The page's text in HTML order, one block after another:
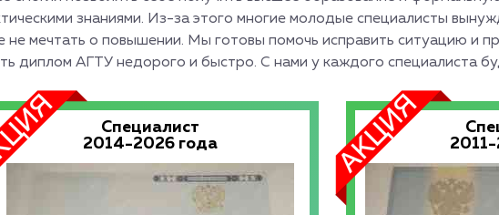
знаниями. Из-за этого многие молодые специалисты
не мечтать о повышении. Мы готовы помочь исправить ситуацию и
диплом АГТУ недорого и быстро. С нами у каждого специалиста
Специалист
2014-2026 года